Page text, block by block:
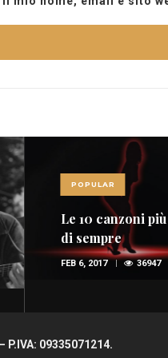
POPULAR
Red Power, nel
della musica
spopolano i rossi
OTT 29, 2015
35660
09335071214.